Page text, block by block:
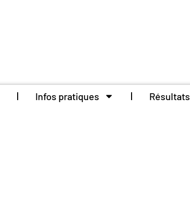
Infos pratiques Résultats